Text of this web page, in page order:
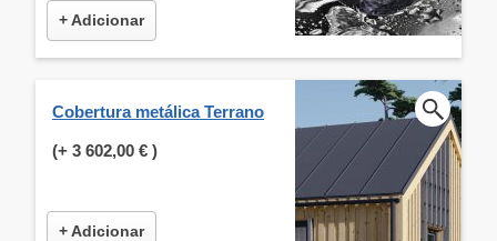
+ Adicionar
Cobertura metálica Terrano
(+ 3 602,00 € )
+ Adicionar